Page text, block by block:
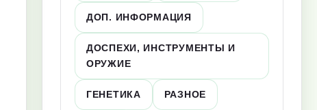
ДОП. ИНФОРМАЦИЯ
ДОСПЕХИ, ИНСТРУМЕНТЫ И
ОРУЖИЕ
ГЕНЕТИКА РАЗНОЕ